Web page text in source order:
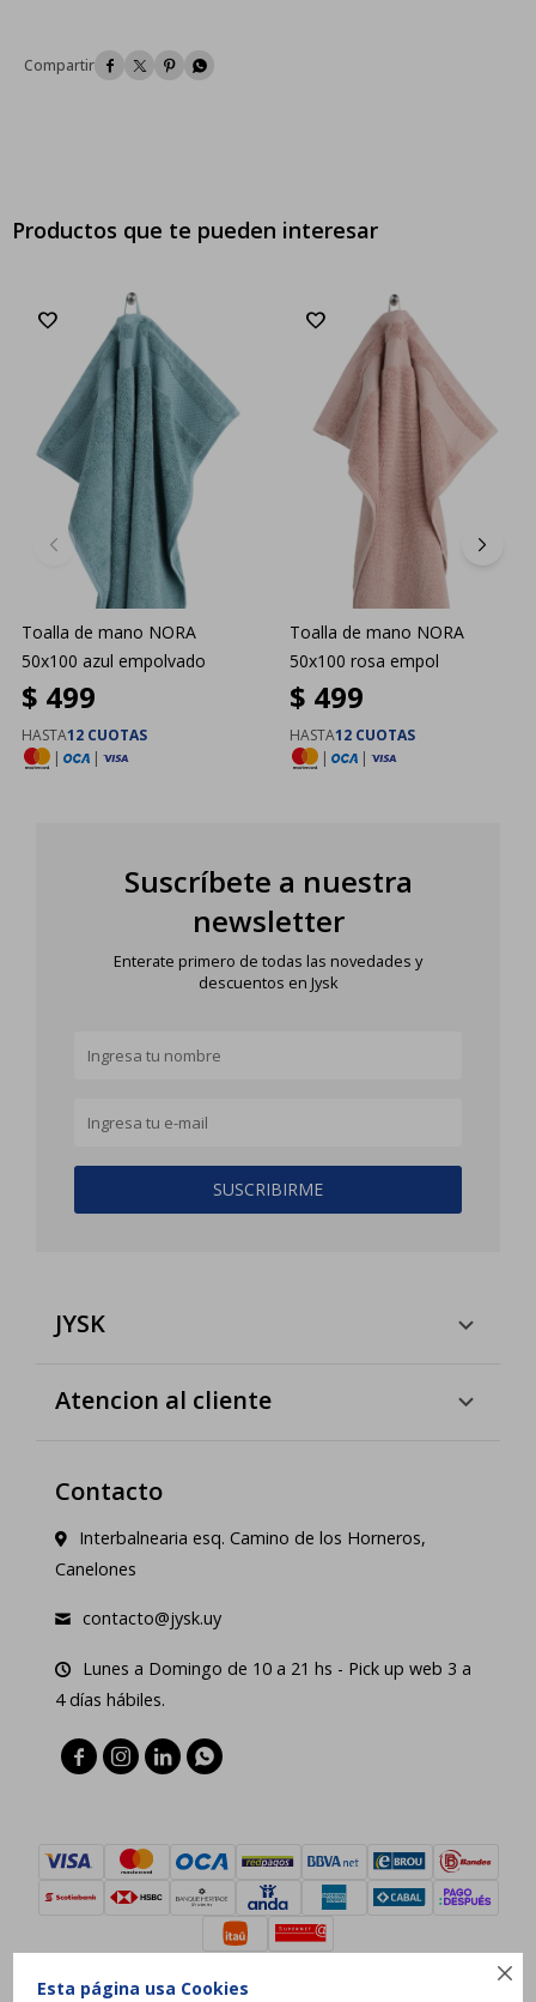

Esta página usa Cookies
   
Productos que te pueden interesar
Toalla de mano NORA
50x100 azul empolvado
$ 499
HASTA12 CUOTAS
|
|
Toalla de mano NORA
50x100 rosa empol
$ 499
HASTA12 CUOTAS
|
|
Suscríbete a nuestra
newsletter
Enterate primero de todas las novedades y
descuentos en Jysk
SUSCRIBIRME
JYSK
Atencion al cliente
Contacto
Interbalnearia esq. Camino de los Horneros,
Canelones
contacto@jysk.uy
Lunes a Domingo de 10 a 21 hs - Pick up web 3 a
4 días hábiles.
   